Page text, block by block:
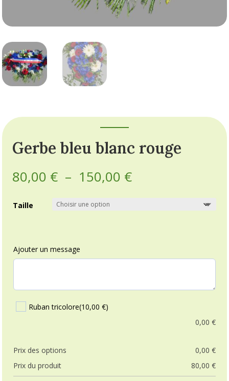
Gerbe bleu blanc rouge
80,00 € – 150,00 €Plage
de
prix :
80,00 €
Taille
Ajouter un message
Ruban tricolore(10,00 €)
0,00 €
Prix ​​des options 0,00 €
Prix ​​du produit
80,00 €